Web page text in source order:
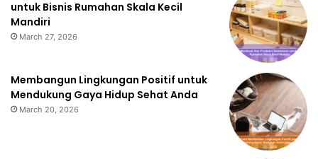
untuk Bisnis Rumahan Skala Kecil
Mandiri
March 27, 2026
Membangun Lingkungan Positif untuk
Mendukung Gaya Hidup Sehat Anda
March 20, 2026